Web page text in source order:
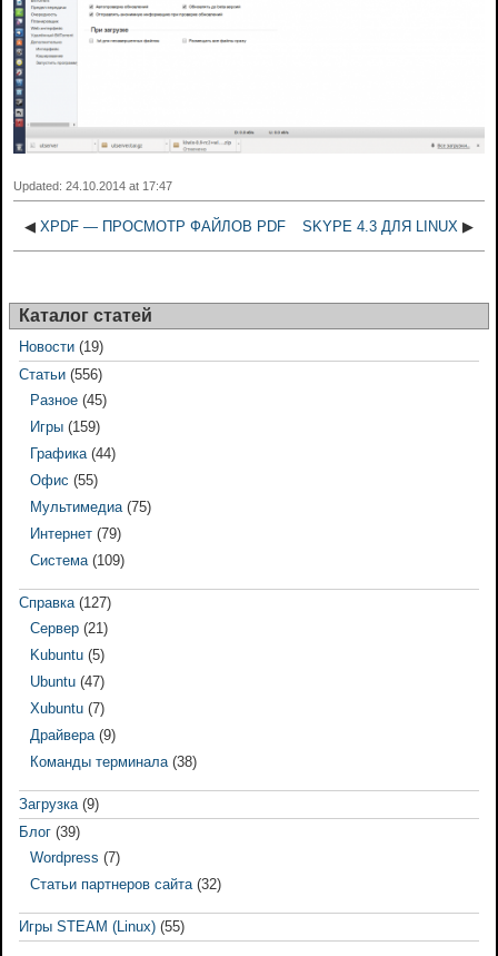
Updated: 24.10.2014 at 17:47
◀ XPDF — ПРОСМОТР ФАЙЛОВ PDF SKYPE 4.3 ДЛЯ LINUX ▶
Каталог статей
Новости (19)
Статьи (556)
Разное (45)
Игры (159)
Графика (44)
Офис (55)
Мультимедиа (75)
Интернет (79)
Система (109)
Справка (127)
Сервер (21)
Kubuntu (5)
Ubuntu (47)
Xubuntu (7)
Драйвера (9)
Команды терминала (38)
Загрузка (9)
Блог (39)
Wordpress (7)
Статьи партнеров сайта (32)
Игры STEAM (Linux) (55)